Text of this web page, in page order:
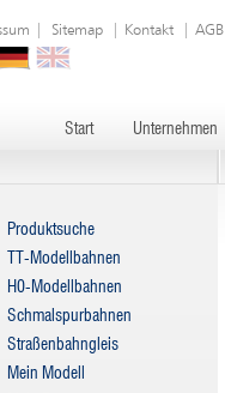
Sitemap Kontakt AGB
Start Unternehmen
Produktsuche
TT-Modellbahnen
H0-Modellbahnen
Schmalspurbahnen
Straßenbahngleis
Mein Modell